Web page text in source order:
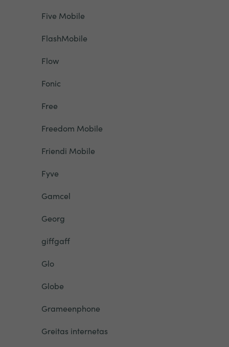
Five Mobile
FlashMobile
Flow
Fonic
Free
Freedom Mobile
Friendi Mobile
Fyve
Gamcel
Georg
giffgaff
Glo
Globe
Grameenphone
Greitas internetas